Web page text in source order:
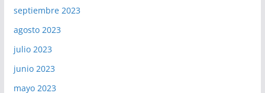
septiembre 2023
agosto 2023
julio 2023
junio 2023
mayo 2023